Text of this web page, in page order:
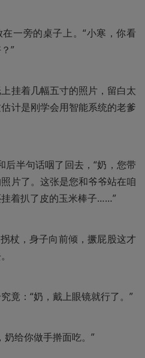
一旁的桌子上。“小寒，你看
”
挂着几幅五寸的照片，留白太
计是刚学会用智能系统的老爹
半句话咽了回去，“奶，您带
片了。这张是您和爷爷站在咱
着扒了皮的玉米棒子……”
杖，身子向前倾，撅屁股这才
竟：“奶，戴上眼镜就行了。”
奶给你做手擀面吃。”